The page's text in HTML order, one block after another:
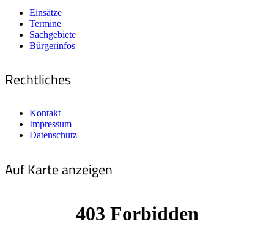
Einsätze
Termine
Sachgebiete
Bürgerinfos
Rechtliches
Kontakt
Impressum
Datenschutz
Auf Karte anzeigen